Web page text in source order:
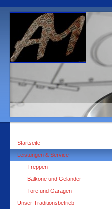
Startseite
Leistungen & Service
Treppen
Balkone und Geländer
Tore und Garagen
Unser Traditionsbetrieb